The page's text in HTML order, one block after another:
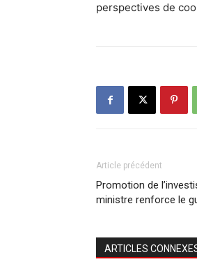
perspectives de
Article précédent
Promotion de
ministre renforce le
ARTICLES